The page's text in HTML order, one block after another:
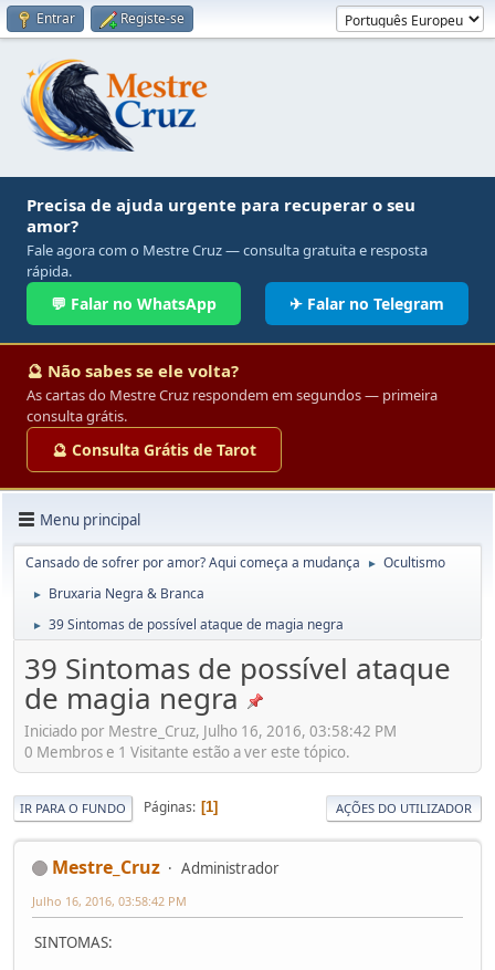
Entrar Registe-se
Precisa de ajuda urgente para recuperar o seu
amor?
Fale agora com o Mestre Cruz — consulta gratuita e resposta
rápida.
💬 Falar no WhatsApp ✈ Falar no Telegram
🔮 Não sabes se ele volta?
As cartas do Mestre Cruz respondem em segundos — primeira
consulta grátis.
🔮 Consulta Grátis de Tarot
Menu principal
Cansado de sofrer por amor? Aqui começa a mudança ► Ocultismo
► Bruxaria Negra & Branca
► 39 Sintomas de possível ataque de magia negra
39 Sintomas de possível ataque
de magia negra
Iniciado por Mestre_Cruz, Julho 16, 2016, 03:58:42 PM
0 Membros e 1 Visitante estão a ver este tópico.
IR PARA O FUNDO Páginas 1 AÇÕES DO UTILIZADOR
Mestre_Cruz Administrador
Julho 16, 2016, 03:58:42 PM
SINTOMAS: